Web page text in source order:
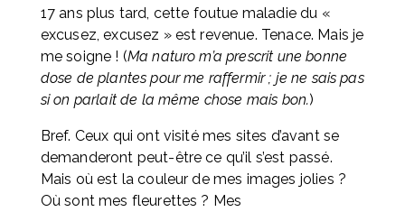
17 ans plus tard, cette foutue maladie du «
excusez, excusez » est revenue. Tenace. Mais je
me soigne ! (Ma naturo m’a prescrit une bonne
dose de plantes pour me raffermir ; je ne sais pas
si on parlait de la même chose mais bon.)
Bref. Ceux qui ont visité mes sites d’avant se
demanderont peut-être ce qu’il s’est passé.
Mais où est la couleur de mes images jolies ?
Où sont mes fleurettes ? Mes